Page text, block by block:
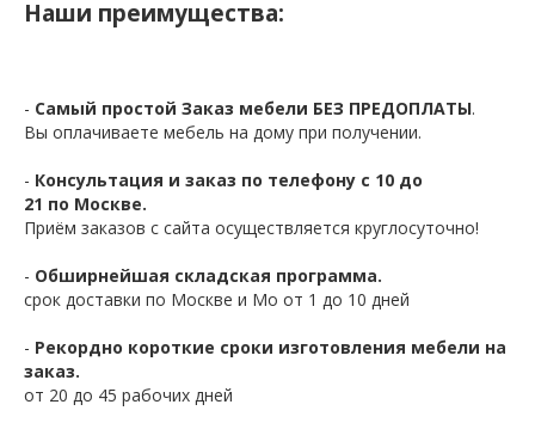
Наши преимущества:
- Самый простой Заказ мебели БЕЗ ПРЕДОПЛАТЫ.
Вы оплачиваете мебель на дому при получении.
- Консультация и заказ по телефону с 10 до
21 по Москве.
Приём заказов с сайта осуществляется круглосуточно!
- Обширнейшая складская программа.
срок доставки по Москве и Мо от 1 до 10 дней
- Рекордно короткие сроки изготовления мебели на
заказ.
от 20 до 45 рабочих дней